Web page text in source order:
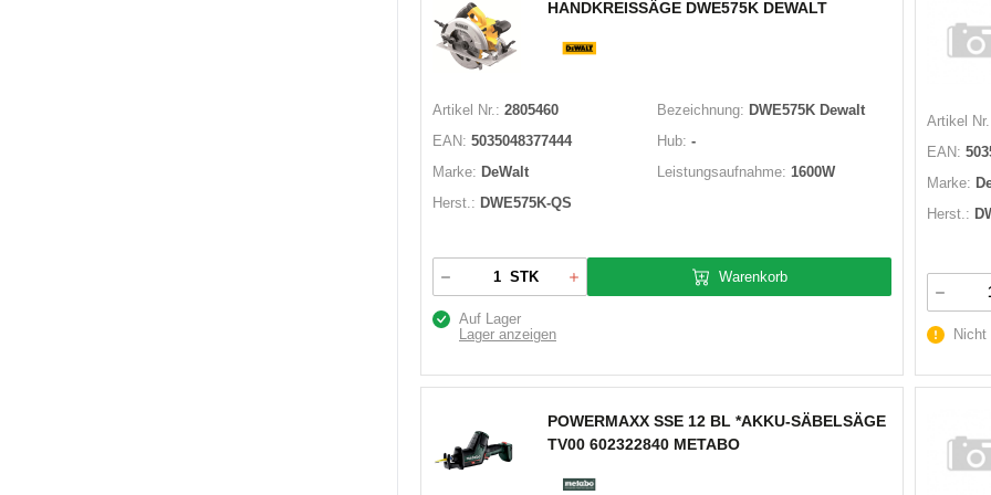
HANDKREISSÄGE DWE575K DEWALT
Artikel Nr.: 2805460
EAN: 5035048377444
Marke: DeWalt
Herst.: DWE575K-QS
Bezeichnung: DWE575K Dewalt
Hub: -
Leistungsaufnahme: 1600W
STK Warenkorb
Auf Lager
Lager anzeigen
Artikel
EAN:
Marke:
Herst.:
Nicht
POWERMAXX SSE 12 BL *AKKU-SÄBELSÄGE
TV00 602322840 METABO